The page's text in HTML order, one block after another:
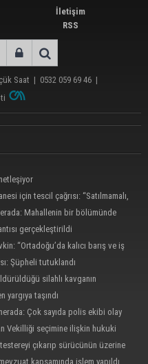
İletişim
RSS
Saat | 0532 059 69 46 |
için tescil çağrısı: “Satılmamalı,
Mahallenin bir bölümünde
gerçekleştirildi
“Ortadoğu’da kalıcı barış ve iş
Şüpheli tutuklandı
silahlı kavganın
taşındı
Çok sayıda polis ekibi olay
Vekilliği seçimine ilişkin hukuki
çıkarıp sürücünün üzerine
kapsamında işlem yapıldı